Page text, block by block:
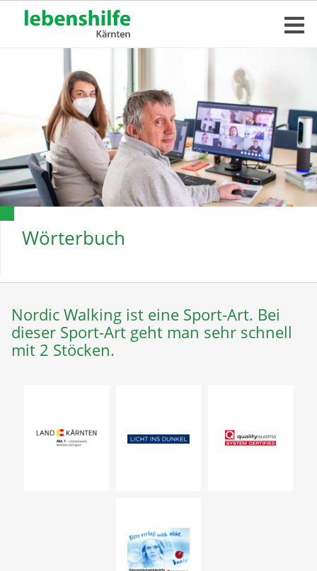
Wörterbuch
Nordic Walking ist eine Sport-Art. Bei
dieser Sport-Art geht man sehr schnell
mit 2 Stöcken.